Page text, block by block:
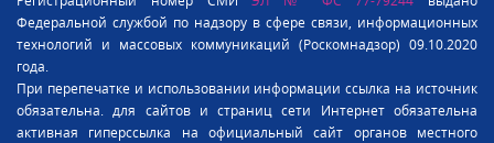
Федеральной службой по надзору в сфере связи, информационных
технологий и массовых коммуникаций (Роскомнадзор) 09.10.2020
года.
При перепечатке и использовании информации ссылка на источник
обязательна. для сайтов и страниц сети Интернет обязательна
активная гиперссылка на официальный сайт органов местного